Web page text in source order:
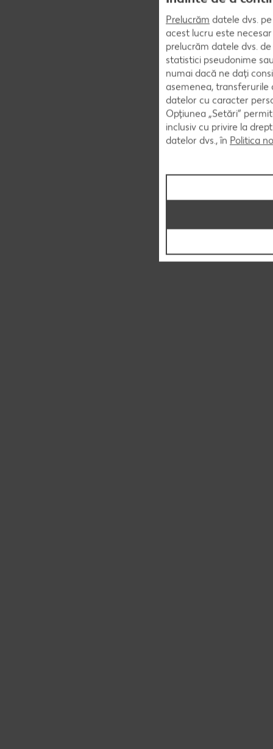
Prelucrăm datele dvs.
acest lucru este
prelucrăm datele dvs.
statistici pseudonime
numai dacă ne dați
asemenea,
datelor cu caracter
Opțiunea „Setări”
inclusiv cu privire la
datelor dvs., în Politica